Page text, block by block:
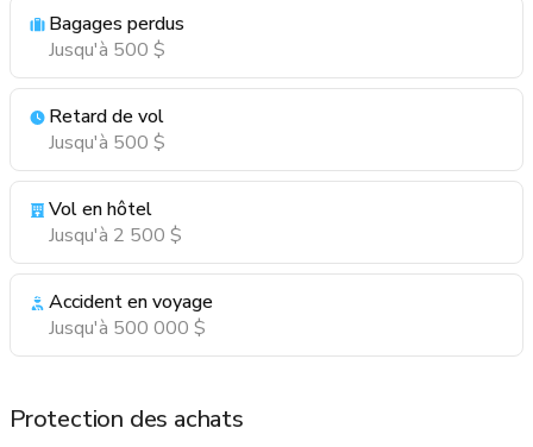
Bagages perdus
Jusqu'à 500 $
Retard de vol
Jusqu'à 500 $
Vol en hôtel
Jusqu'à 2 500 $
Accident en voyage
Jusqu'à 500 000 $
Protection des achats